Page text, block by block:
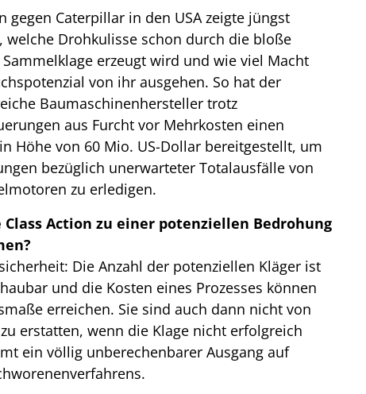
gegen Caterpillar in den USA zeigte jüngst
welche Drohkulisse schon durch die bloße
erzeugt wird und wie viel Macht
von ihr ausgehen. So hat der
Baumaschinenhersteller trotz
aus Furcht vor Mehrkosten einen
Höhe von 60 Mio. US-Dollar bereitgestellt, um
bezüglich unerwarteter Totalausfälle von
zu erledigen.
Class Action zu einer potenziellen Bedrohung
Die Anzahl der potenziellen Kläger ist
und die Kosten eines Prozesses können
erreichen. Sie sind auch dann nicht von
erstatten, wenn die Klage nicht erfolgreich
ein völlig unberechenbarer Ausgang auf